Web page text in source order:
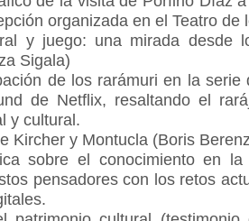
organizada en el Teatro de
y juego: una mirada desde
Sigala)
de los rarámuri en la serie
de Netflix, resaltando el
y cultural.
Kircher y Montucla (Boris
sobre el conocimiento en
pensadores con los retos